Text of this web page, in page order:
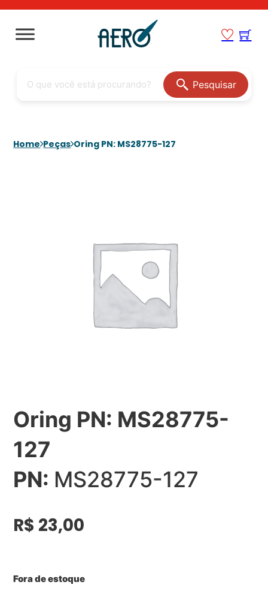
Pesquisar
Home Peças Oring PN: MS28775-127
Oring PN: MS28775-
127
PN: MS28775-127
R$ 23,00
Fora de estoque